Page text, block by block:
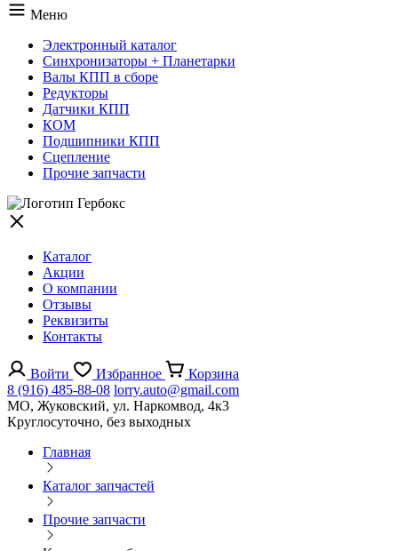
Меню
Электронный каталог
Синхронизаторы + Планетарки
Валы КПП в сборе
Редукторы
Датчики КПП
КОМ
Подшипники КПП
Сцепление
Прочие запчасти
Каталог
Акции
О компании
Отзывы
Реквизиты
Контакты
Войти Избранное
Корзина
8 (916) 485-88-08 lorry.auto@gmail.com
МО, Жуковский, ул. Наркомвод, 4к3
Круглосуточно, без выходных
Главная
Каталог запчастей
Прочие запчасти